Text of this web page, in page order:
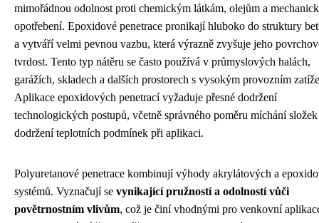
mimořádnou odolnost proti chemickým látkám, olejům a
opotřebení. Epoxidové penetrace pronikají hluboko do struktury
a vytváří velmi pevnou vazbu, která výrazně zvyšuje jeho
tvrdost. Tento typ nátěru se často používá v průmyslových halách,
garážích, skladech a dalších prostorech s vysokým provozním
Aplikace epoxidových penetrací vyžaduje přesné dodržení
technologických postupů, včetně správného poměru míchání složek
dodržení teplotních podmínek při aplikaci.
Polyuretanové penetrace kombinují výhody akrylátových a
systémů. Vyznačují se vynikající pružností a odolností vůči
povětrnostním vlivům, což je činí vhodnými pro venkovní